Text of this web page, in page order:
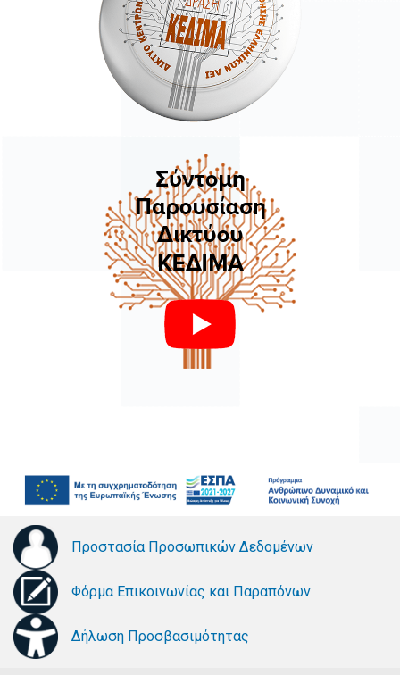
Προστασία Προσωπικών Δεδομένων
Φόρμα Επικοινωνίας και Παραπόνων
Δήλωση Προσβασιμότητας